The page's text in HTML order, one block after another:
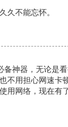
久不能忘怀。
备神器，无论是
不用担心网速卡
用网络，现在有